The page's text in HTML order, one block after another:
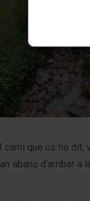
camí que us he
abans d’arribar